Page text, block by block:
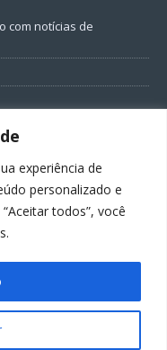
experiência de
personalizado e
todos”, você
com notícias de